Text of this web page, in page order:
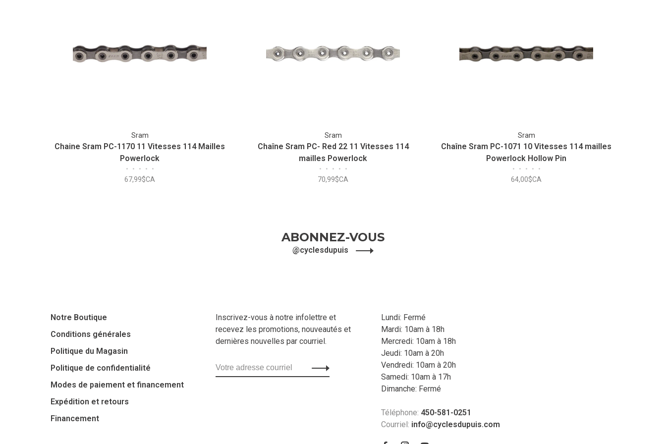
Sram
Chaine Sram PC-1170 11 Vitesses 114 Mailles
Powerlock
• • • • •
67,99$CA
Sram
Chaîne Sram PC- Red 22 11 Vitesses 114
mailles Powerlock
• • • • •
70,99$CA
Sram
Chaîne Sram PC-1071 10 Vitesses 114 mailles
Powerlock Hollow Pin
• • • • •
64,00$CA
ABONNEZ-VOUS
@cyclesdupuis
Notre Boutique
Conditions générales
Politique du Magasin
Politique de confidentialité
Modes de paiement et financement
Expédition et retours
Financement
Inscrivez-vous à notre infolettre et
recevez les promotions, nouveautés et
dernières nouvelles par courriel.
Lundi: Fermé
Mardi: 10am à 18h
Mercredi: 10am à 18h
Jeudi: 10am à 20h
Vendredi: 10am à 20h
Samedi: 10am à 17h
Dimanche: Fermé
Téléphone: 450-581-0251
Courriel: info@cyclesdupuis.com